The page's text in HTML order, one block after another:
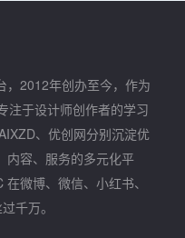
，2012年创办至今，作为
注于设计师创作者的学习
、优创网分别沉淀优
内容、服务的多元化平
微博、微信、小红书、
千万。